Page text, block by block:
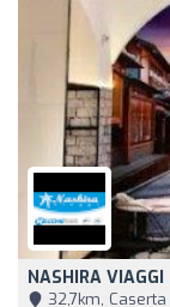
NASHIRA VIAGGI
32,7km, Caserta